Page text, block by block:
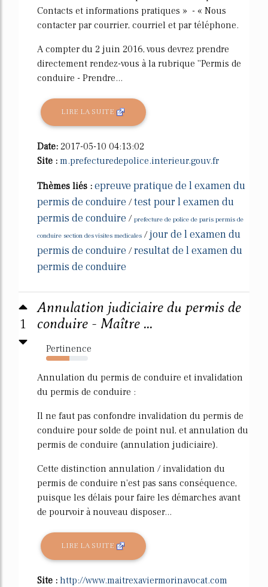
Contacts et informations pratiques » - « Nous
contacter par courrier, courriel et par téléphone.
A compter du 2 juin 2016, vous devrez prendre
directement rendez-vous à la rubrique ''Permis de
conduire - Prendre...
LIRE LA SUITE
Date: 2017-05-10 04:13:02
Site : m.prefecturedepolice.interieur.gouv.fr
Thèmes liés : epreuve pratique de l examen du
permis de conduire /test pour l examen du
permis de conduire / prefecture de police de paris permis de
conduire section des visites medicales /jour de l examen du
permis de conduire /resultat de l examen du
permis de conduire
1
Annulation judiciaire du permis de
conduire - Maître ...
Pertinence
55%
Annulation du permis de conduire et invalidation
du permis de conduire :
Il ne faut pas confondre invalidation du permis de
conduire pour solde de point nul, et annulation du
permis de conduire (annulation judiciaire).
Cette distinction annulation / invalidation du
permis de conduire n'est pas sans conséquence,
puisque les délais pour faire les démarches avant
de pourvoir à nouveau disposer...
LIRE LA SUITE
Site : http://www.maitrexaviermorinavocat.com